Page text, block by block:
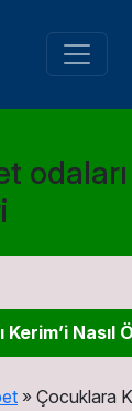
Kerim’i Nasıl
» Çocuklara